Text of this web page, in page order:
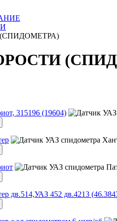
315196 (19604)
дв.514,УАЗ 452 дв.4213